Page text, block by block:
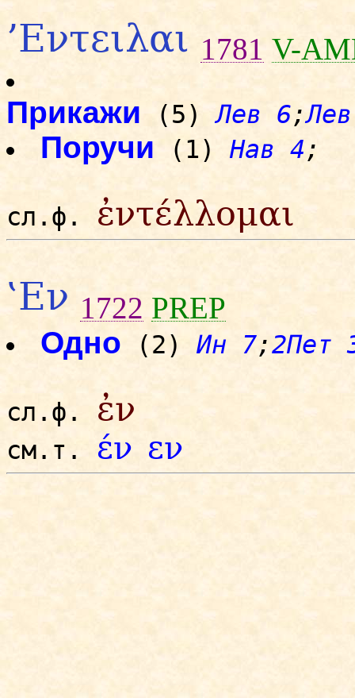
’Εντειλαι 1781 V-
Прикажи (5)Лев 6;
Поручи (1) Нав 4;
сл.ф. ἐντέλλομαι
‛Εν 1722 PREP
Одно (2) Ин 7;2Пет
сл.ф. ἐν
см.т. έν εν